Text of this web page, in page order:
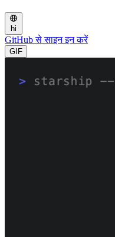
hi
GitHub से साइन इन करें
GIF